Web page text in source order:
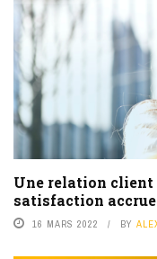
Une relation
satisfaction accrue
16 MARS 2022 BY